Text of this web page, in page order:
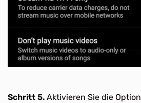
Schritt 5. Aktivieren Sie die Option